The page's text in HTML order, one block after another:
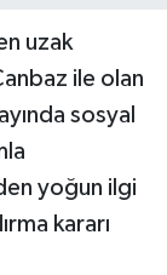
uzak
ile olan
sosyal
yoğun ilgi
kararı